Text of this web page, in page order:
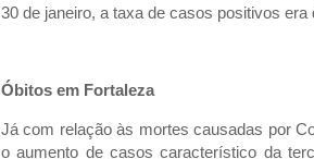
30 de janeiro, a taxa de casos positivos era
Óbitos em Fortaleza
Já com relação às mortes causadas por
o aumento de casos característico da